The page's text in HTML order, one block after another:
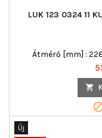
LUK 123 0324 11
Átmérő [mm] :

Új